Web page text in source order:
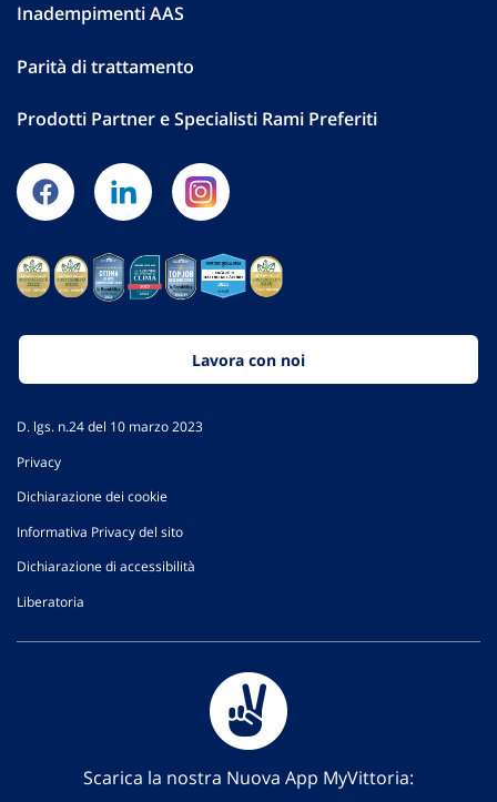
Inadempimenti AAS
Parità di trattamento
Prodotti Partner e Specialisti Rami Preferiti
Lavora con noi
D. lgs. n.24 del 10 marzo 2023
Privacy
Dichiarazione dei cookie
Informativa Privacy del sito
Dichiarazione di accessibilità
Liberatoria
Scarica la nostra Nuova App MyVittoria: